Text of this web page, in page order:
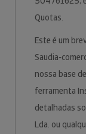
Quotas.
Este é um
Saudia-
nossa base
ferramenta
detalhadas
Lda. ou